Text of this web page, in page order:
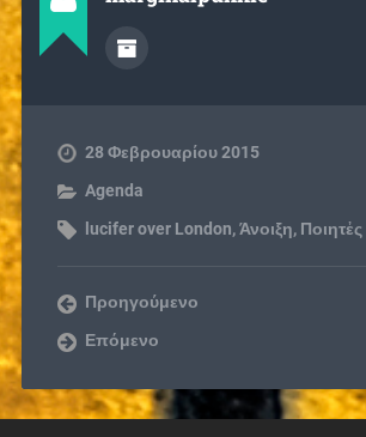
28 Φεβρουαρίου 2015
Agenda
lucifer over London,Άνοιξη, Ποιητἐς
Προηγούμενο
Επόμενο